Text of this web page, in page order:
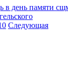
в день памяти
Следующая